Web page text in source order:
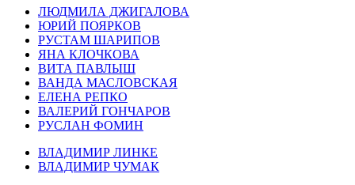
ЛЮДМИЛА ДЖИГАЛОВА
ЮРИЙ ПОЯРКОВ
РУСТАМ ШАРИПОВ
ЯНА КЛОЧКОВА
ВИТА ПАВЛЫШ
ВАНДА МАСЛОВСКАЯ
ЕЛЕНА РЕПКО
ВАЛЕРИЙ ГОНЧАРОВ
РУСЛАН ФОМИН
ВЛАДИМИР ЛИНКЕ
ВЛАДИМИР ЧУМАК